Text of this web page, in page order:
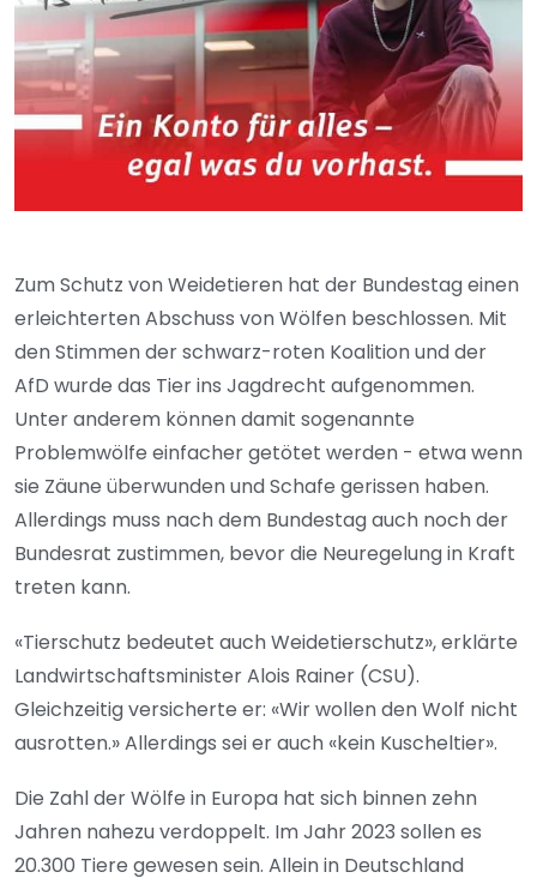
Zum Schutz von Weidetieren hat der Bundestag einen
erleichterten Abschuss von Wölfen beschlossen. Mit
den Stimmen der schwarz-roten Koalition und der
AfD wurde das Tier ins Jagdrecht aufgenommen.
Unter anderem können damit sogenannte
Problemwölfe einfacher getötet werden - etwa wenn
sie Zäune überwunden und Schafe gerissen haben.
Allerdings muss nach dem Bundestag auch noch der
Bundesrat zustimmen, bevor die Neuregelung in Kraft
treten kann.
«Tierschutz bedeutet auch Weidetierschutz», erklärte
Landwirtschaftsminister Alois Rainer (CSU).
Gleichzeitig versicherte er: «Wir wollen den Wolf nicht
ausrotten.» Allerdings sei er auch «kein Kuscheltier».
Die Zahl der Wölfe in Europa hat sich binnen zehn
Jahren nahezu verdoppelt. Im Jahr 2023 sollen es
20.300 Tiere gewesen sein. Allein in Deutschland